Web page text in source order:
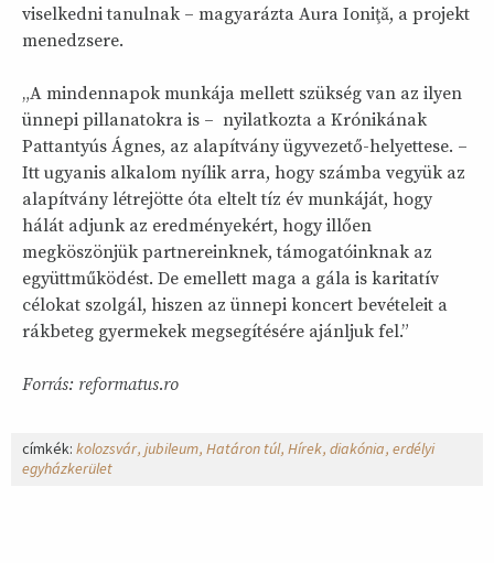
viselkedni tanulnak – magyarázta Aura Ioniţă, a projekt
menedzsere.
„A mindennapok munkája mellett szükség van az ilyen
ünnepi pillanatokra is – nyilatkozta a Krónikának
Pattantyús Ágnes, az alapítvány ügyvezető-helyettese. –
Itt ugyanis alkalom nyílik arra, hogy számba vegyük az
alapítvány létrejötte óta eltelt tíz év munkáját, hogy
hálát adjunk az eredményekért, hogy illően
megköszönjük partnereinknek, támogatóinknak az
együttműködést. De emellett maga a gála is karitatív
célokat szolgál, hiszen az ünnepi koncert bevételeit a
rákbeteg gyermekek megsegítésére ajánljuk fel.”
Forrás: reformatus.ro
címkék: kolozsvár jubileum Határon túl Hírek diakónia erdélyi
egyházkerület